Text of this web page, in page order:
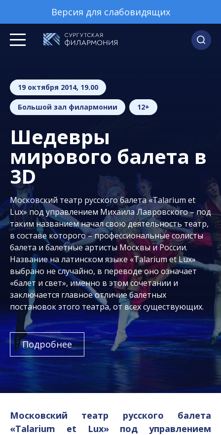
Версия для слабовидящих
19 октября 2014, 19.00
Большой зал филармонии 12+
Шедевры
мирового балета в
3D
Московский театр русского балета «Talarium et
Lux» под управлением Михаила Лавровского – под
таким названием начал свою деятельность театр,
в составе которого – профессиональные солисты
балета и балетные артисты Москвы и России.
Название на латинском языке «Talarium et Lux»
выбрано не случайно, в переводе оно означает
«балет и свет», именно в этом сочетании и
заключается главное отличие балетных
постановок этого театра, от всех существующих.
Подробнее
Московский театр русского балета
«Talarium et Lux» под управлением